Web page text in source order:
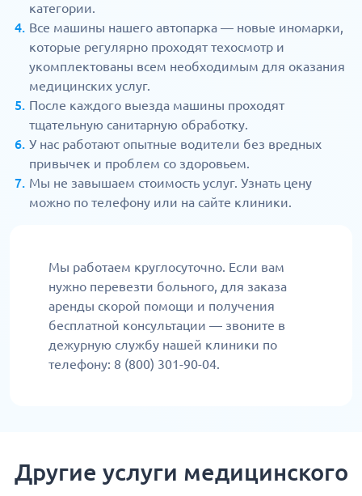
категории.
Все машины нашего автопарка — новые иномарки,
которые регулярно проходят техосмотр и
укомплектованы всем необходимым для оказания
медицинских услуг.
После каждого выезда машины проходят
тщательную санитарную обработку.
У нас работают опытные водители без вредных
привычек и проблем со здоровьем.
Мы не завышаем стоимость услуг. Узнать цену
можно по телефону или на сайте клиники.
Мы работаем круглосуточно. Если вам
нужно перевезти больного, для заказа
аренды скорой помощи и получения
бесплатной консультации — звоните в
дежурную службу нашей клиники по
телефону: 8 (800) 301-90-04.
Другие услуги медицинского